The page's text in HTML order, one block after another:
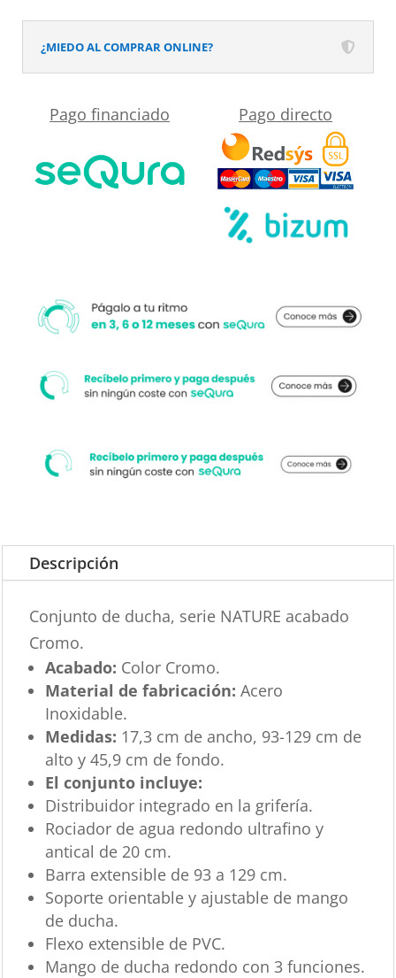
Cromo
cantidad
¿MIEDO AL COMPRAR ONLINE?
Pago financiado Pago directo
Descripción
Conjunto de ducha, serie NATURE acabado
Cromo.
Acabado: Color Cromo.
Material de fabricación:Acero
Inoxidable.
Medidas: 17,3 cm de ancho, 93-129 cm de
alto y 45,9 cm de fondo.
El conjunto incluye:
Distribuidor integrado en la grifería.
Rociador de agua redondo ultrafino y
antical de 20 cm.
Barra extensible de 93 a 129 cm.
Soporte orientable y ajustable de mango
de ducha.
Flexo extensible de PVC.
Mango de ducha redondo con 3 funciones.